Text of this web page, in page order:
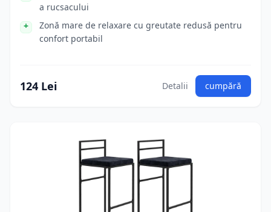
a rucsacului
Zonă mare de relaxare cu greutate redusă pentru
confort portabil
124 Lei Detalii cumpără